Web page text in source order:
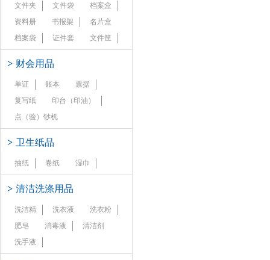
文件夹 文件袋
档案盒
资料册
书报架
名片盒
档案袋
证件套 文件筐
> 财会用品
单证 账本
票据
复写纸
印台（印油）
点（验）钞机
> 卫生纸品
抽纸 卷纸 湿巾
> 清洁洗涤用品
洗洁精 洗衣液
洗衣粉
肥皂
消毒液
清洁剂
洗手液